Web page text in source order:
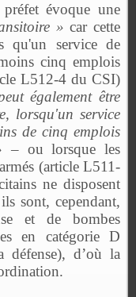
évoque une
» car cette
qu'un service de
cinq emplois
L512-4 du CSI)
également être
lorsqu'un service
de cinq emplois
– ou lorsque les
(article L511-
ne disposent
sont, cependant,
et de bombes
en catégorie D
d’où la